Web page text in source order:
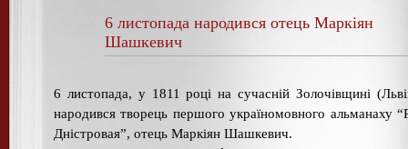
6 листопада народився отець Маркіян
Шашкевич
6 листопада, у 1811 році на сучасній Золочівщині
народився творець першого україномовного альманаху
Дністровая”, отець Маркіян Шашкевич.